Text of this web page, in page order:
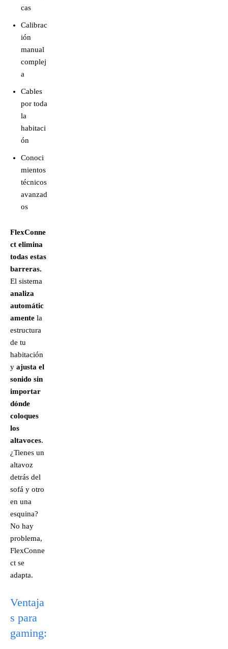
cas
Calibrac
ión
manual
complej
a
Cables
por toda
la
habitaci
ón
Conoci
mientos
técnicos
avanzad
os
FlexConne
ct elimina
todas estas
barreras.
El sistema
analiza
automátic
amente la
estructura
de tu
habitación
y ajusta el
sonido sin
importar
dónde
coloques
los
altavoces.
¿Tienes un
altavoz
detrás del
sofá y otro
en una
esquina?
No hay
problema,
FlexConne
ct se
adapta.
Ventaja
s para
gaming: